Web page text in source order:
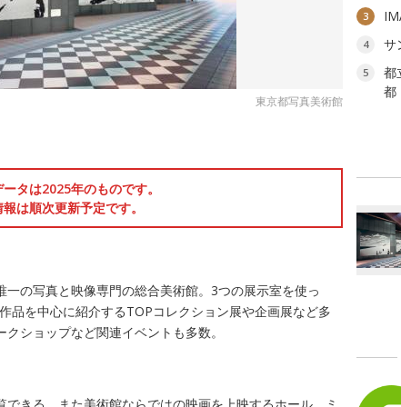
東京都写真美術館
タは2025年のものです。
は順次更新予定です。
の写真と映像専門の総合美術館。3つの展示室を使っ
品を中心に紹介するTOPコレクション展や企画展など多
ショップなど関連イベントも多数。
3
4 サ
5
都
都